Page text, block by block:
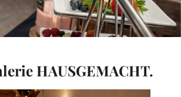
HAUSGEMACHT.